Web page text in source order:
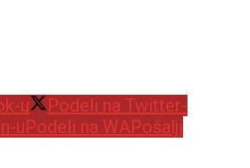
u
Podeli na Twitter-
uPodeli na WAPošalji